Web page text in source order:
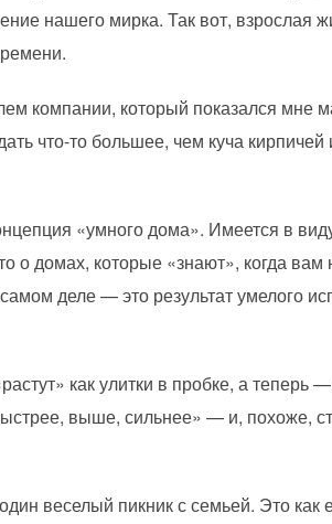
нашего мирка. Так вот, взрослая
компании, который показался мне
что-то большее, чем куча
«умного дома». Имеется в
о домах, которые «знают», когда вам
деле — это результат умелого
как улитки в пробке, а теперь
выше, сильнее» — и, похоже,
веселый пикник с семьей. Это как